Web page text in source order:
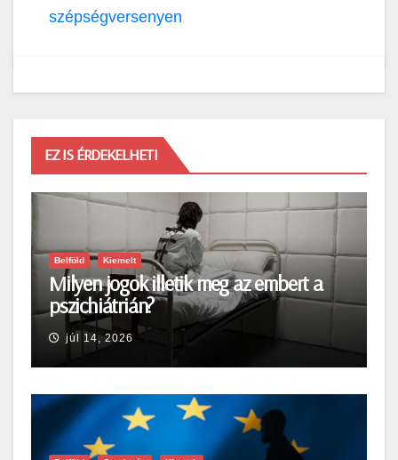
szépségversenyen
EZ IS ÉRDEKELHETI
Belföld Kiemelt
Milyen jogok illetik meg az embert a
pszichiátrián?
júl 14, 2026